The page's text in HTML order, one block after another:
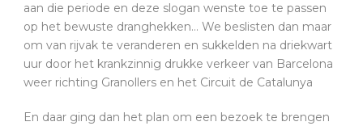
aan die periode en deze slogan wenste toe te passen
op het bewuste dranghekken… We beslisten dan maar
om van rijvak te veranderen en sukkelden na driekwart
uur door het krankzinnig drukke verkeer van Barcelona
weer richting Granollers en het Circuit de Catalunya
En daar ging dan het plan om een bezoek te brengen